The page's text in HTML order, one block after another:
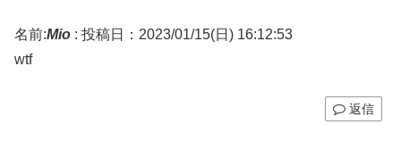
名前:Mio : 投稿日：2023/01/15(日) 16:12:53
wtf
返信